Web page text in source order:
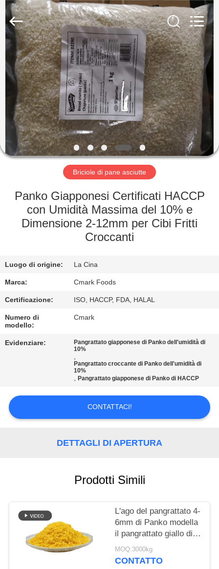
CASA.
PRODOTTI
CHI
SIAMO
VISITA
FABBRICA
CONTROLLO
CONTATTACI
NOTIZIE
CASI
CHIEDI UN
PREVENTIVO
MAPPA
SULLA
PRIVACY
CHINA
MARK
FOODS
TRADING
CO.,LTD..
Rights
Reserved.
Briciole di pane asciutte
Panko Giapponesi Certificati HACCP
con Umidità Massima del 10% e
Dimensione 2-12mm per Cibi Fritti
Croccanti
Luogo di origine: La Cina
Marca: Cmark Foods
Certificazione: ISO, HACCP, FDA, HALAL
Numero di
modello:
Cmark
Evidenziare:
Pangrattato giapponese di Panko dell'umidità di
10%
,
Pangrattato croccante di Panko dell'umidità di
10%
,Pangrattato giapponese di Panko di HACCP
CONTATTACI!
DETTAGLI DI APERTURA
Prodotti Simili
L'ago del pangrattato 4-
6mm di Panko modella
il pangrattato giallo di
Panko
MOQ:3000kg
CONTATTO